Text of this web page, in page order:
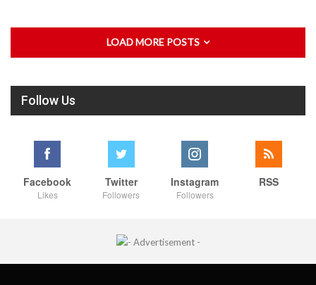
LOAD MORE POSTS
Follow Us
Facebook
Likes
Twitter
Followers
Instagram
Followers
RSS